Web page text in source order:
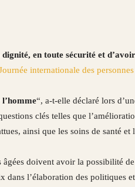
en toute sécurité et
internationale des personnes
l’homme“, a-t-elle déclaré lors
clés telles que
ainsi que les soins de santé et
âgées doivent avoir la possibilité
l’élaboration des politiques